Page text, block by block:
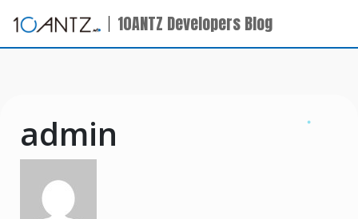
10ANTZ Developers Blog
admin